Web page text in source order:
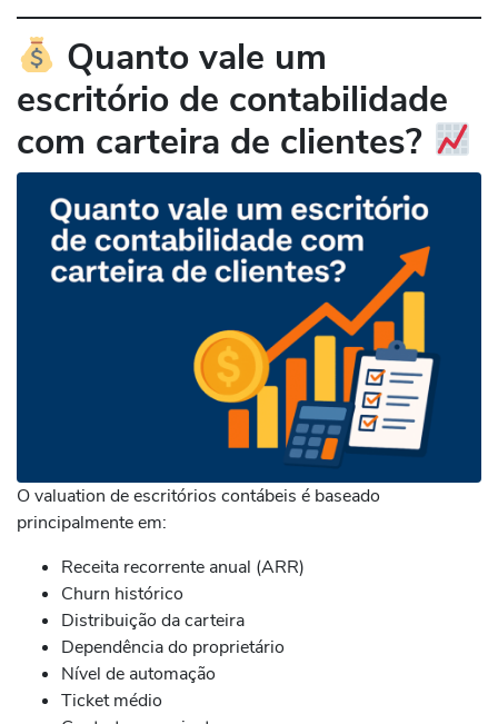
Quanto vale um
escritório de contabilidade
com carteira de clientes?
O valuation de escritórios contábeis é baseado
principalmente em:
Receita recorrente anual (ARR)
Churn histórico
Distribuição da carteira
Dependência do proprietário
Nível de automação
Ticket médio